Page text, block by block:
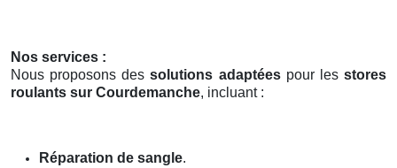
Nos services :
Nous proposons dessolutions adaptéespour lesstores
roulants sur Courdemanche, incluant :
Réparation de sangle.